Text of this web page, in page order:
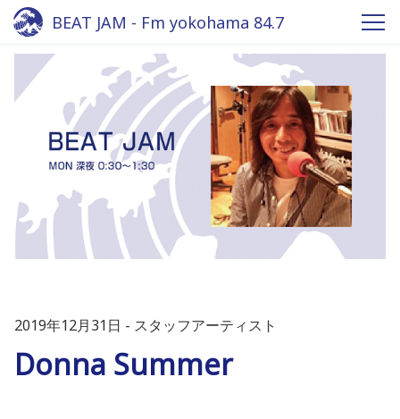
BEAT JAM - Fm yokohama 84.7
2019年12月31日 スタッフアーティスト
Donna Summer